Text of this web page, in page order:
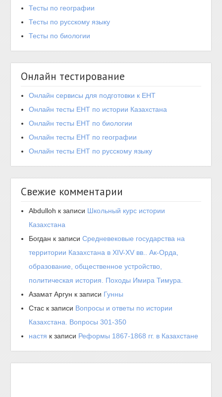
Тесты по географии
Тесты по русскому языку
Тесты по биологии
Онлайн тестирование
Онлайн сервисы для подготовки к ЕНТ
Онлайн тесты ЕНТ по истории Казахстана
Онлайн тесты ЕНТ по биологии
Онлайн тесты ЕНТ по географии
Онлайн тесты ЕНТ по русскому языку
Свежие комментарии
Abdulloh к записи Школьный курс истории
Казахстана
Богдан к записиСредневековые государства на
территории Казахстана в XIV-XV вв.. Ак-Орда,
образование, общественное устройство,
политическая история. Походы Имира Тимура.
Азамат Аргун к записи Гунны
Стас к записи Вопросы и ответы по истории
Казахстана. Вопросы 301-350
настя к записи Реформы 1867-1868 гг. в Казахстане